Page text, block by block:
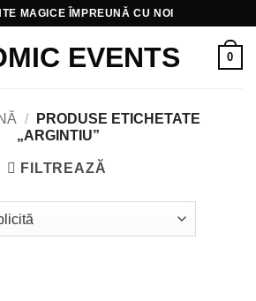
MAGICE ÎMPREUNĂ CU NOI
0
/
PRODUSE ETICHETATE
„ARGINTIU”
FILTREAZĂ